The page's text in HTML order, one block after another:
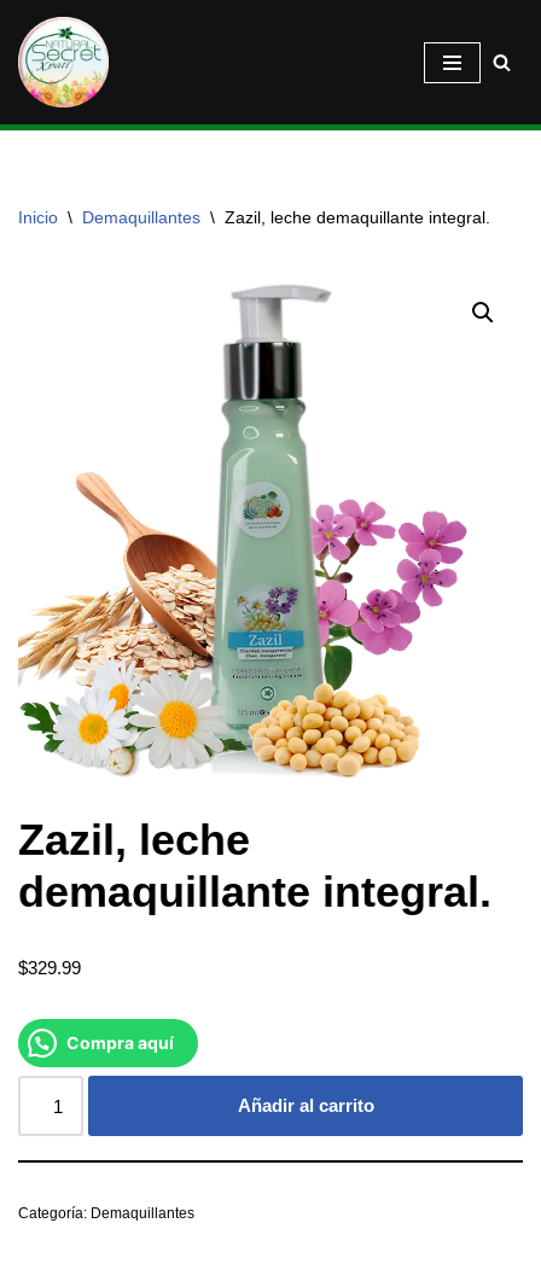
Saltar
al
contenido
Inicio \ Demaquillantes \ Zazil, leche demaquillante integral.
Zazil, leche
demaquillante integral.
$329.99
Compra aquí
Añadir al carrito
Categoría: Demaquillantes